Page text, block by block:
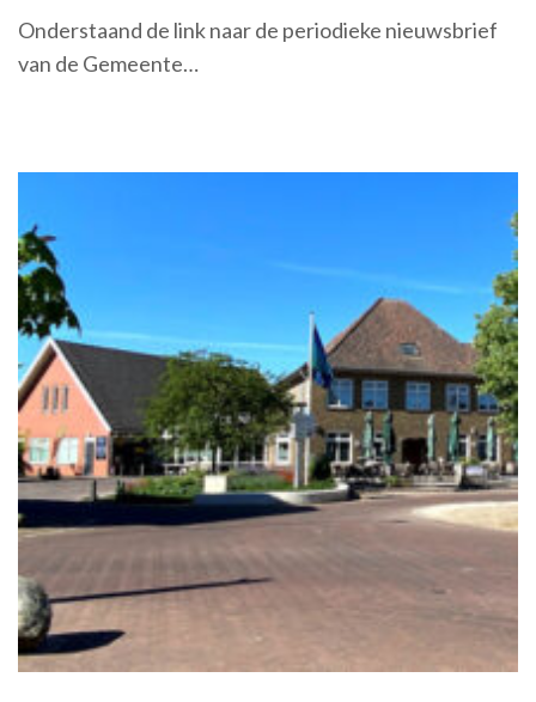
Onderstaand de link naar de periodieke nieuwsbrief
van de Gemeente…